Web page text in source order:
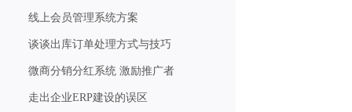
线上会员管理系统方案
谈谈出库订单处理方式与技巧
微商分销分红系统 激励推广者
走出企业ERP建设的误区